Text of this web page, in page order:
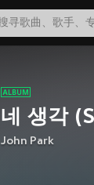
네 생각
John Park